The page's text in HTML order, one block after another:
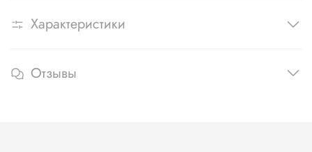
Характеристики
Отзывы